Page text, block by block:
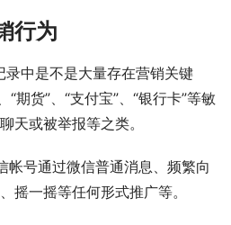
行为
录中是不是大量存在营销关键
期货”、“支付宝”、“银行卡”等敏
天或被举报等之类。
帐号通过微信普通消息、频繁向
摇一摇等任何形式推广等。